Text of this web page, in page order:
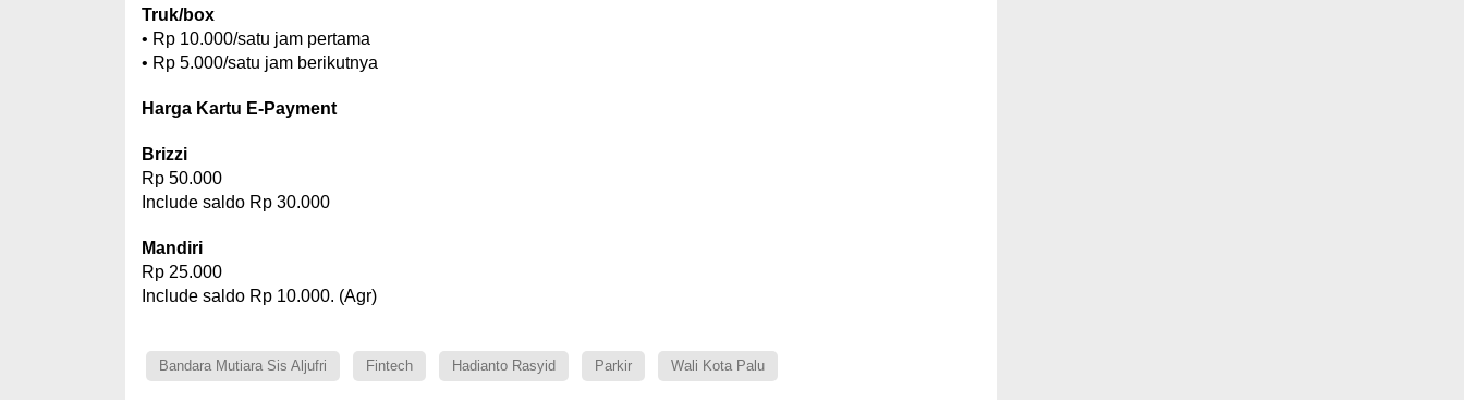
Truk/box
• Rp 10.000/satu jam pertama
• Rp 5.000/satu jam berikutnya
Harga Kartu E-Payment
Brizzi
Rp 50.000
Include saldo Rp 30.000
Mandiri
Rp 25.000
Include saldo Rp 10.000. (Agr)
Bandara Mutiara Sis Aljufri Fintech Hadianto Rasyid Parkir Wali Kota Palu